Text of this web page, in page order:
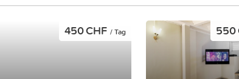
450 CHF / Tag 550